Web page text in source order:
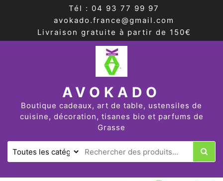
Tél : 04 93 77 99 97
avokado.france@gmail.com
Livraison gratuite à partir de 150€
AVOKADO
Boutique cadeaux, art de table, ustensiles de
cuisine, décoration, tisanes bio et parfums de
Grasse